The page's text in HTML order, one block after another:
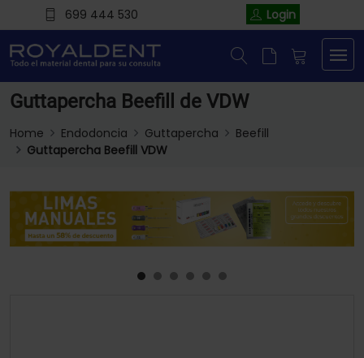
699 444 530 Login
Guttapercha Beefill de VDW
Home Endodoncia Guttapercha
Beefill
Guttapercha Beefill VDW